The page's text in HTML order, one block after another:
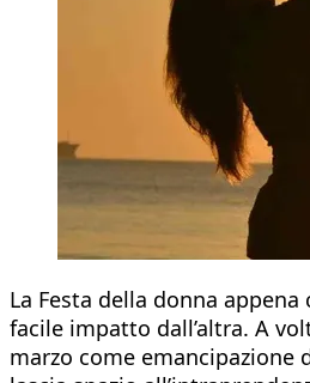
La Festa della donna
facile impatto dall’altra. A
marzo come emancipazione